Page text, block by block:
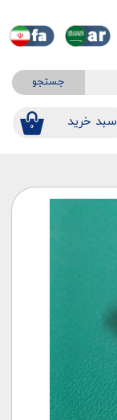
جستجو
۰ ​​سبد خرید